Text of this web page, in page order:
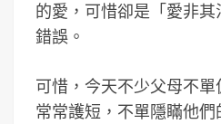
的愛，可惜卻是「愛非
錯誤。
可惜，今天不少父母不
常常護短，不單隱瞞他